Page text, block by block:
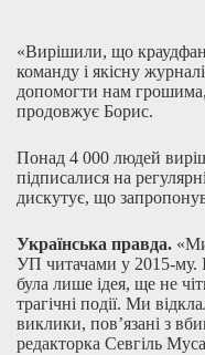
«Вирішили, що
команду і якісну
допомогти нам
продовжує Борис.
Понад 4 000 людей
підписалися на
дискутує, що
Українська правда.
УП читачами у 2015-му.
була лише ідея, ще не
трагічні події. Ми
виклики, пов’язані з
редакторка Севгіль